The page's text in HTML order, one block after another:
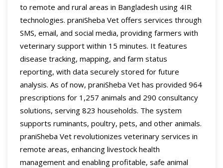
to remote and rural areas in Bangladesh using 4IR
technologies. praniSheba Vet offers services through
SMS, email, and social media, providing farmers with
veterinary support within 15 minutes. It features
disease tracking, mapping, and farm status
reporting, with data securely stored for future
analysis. As of now, praniSheba Vet has provided 964
prescriptions for 1,257 animals and 290 consultancy
solutions, serving 823 households. The system
supports ruminants, poultry, pets, and other animals.
praniSheba Vet revolutionizes veterinary services in
remote areas, enhancing livestock health
management and enabling profitable, safe animal